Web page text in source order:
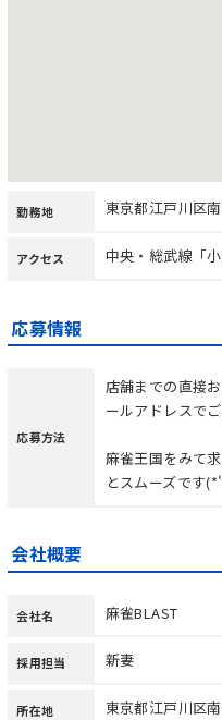
勤務地 東京都江戸川区
アクセス 中央・総武線「
応募情報
応募方法
店舗までの直接
ールアドレスで
麻雀王国をみて
とスムーズです
会社概要
会社名 麻雀BLAST
採用担当 新妻
所在地 東京都江戸川区